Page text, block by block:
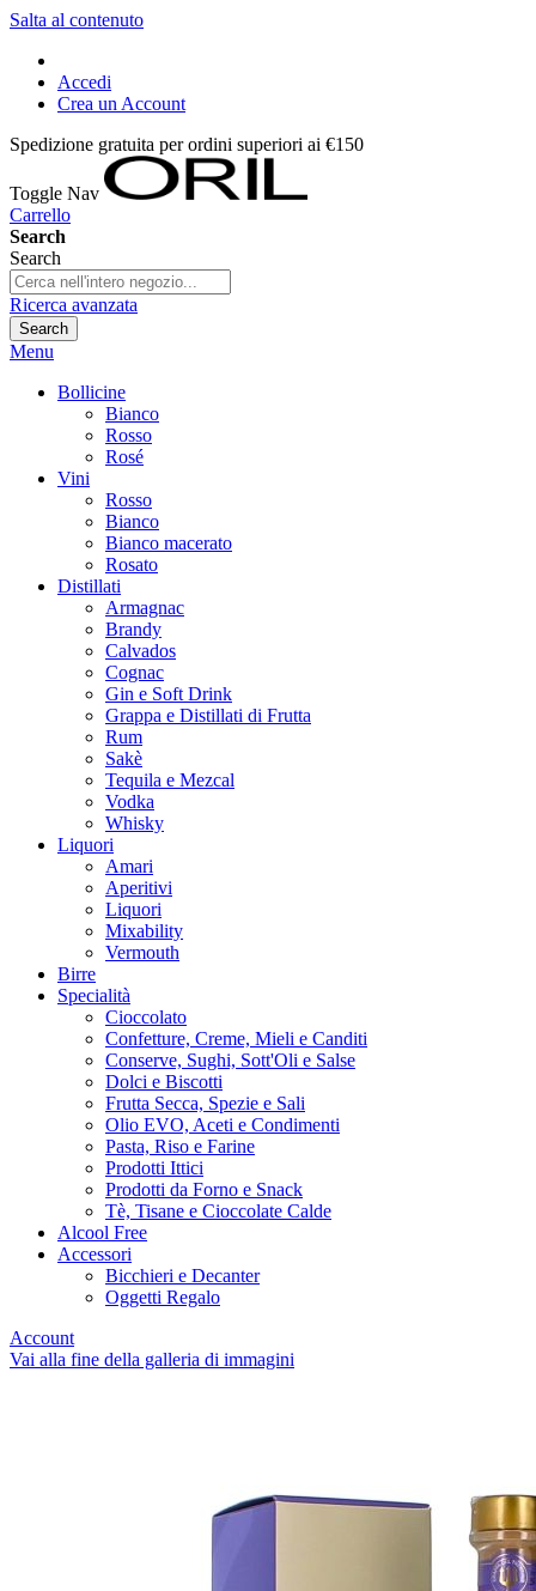
Salta al contenuto
Accedi
Crea un Account
Spedizione gratuita per ordini superiori ai €150
Toggle Nav
Carrello
Search
Search
Ricerca avanzata
Search
Menu
Bollicine
Bianco
Rosso
Rosé
Vini
Rosso
Bianco
Bianco macerato
Rosato
Distillati
Armagnac
Brandy
Calvados
Cognac
Gin e Soft Drink
Grappa e Distillati di Frutta
Rum
Sakè
Tequila e Mezcal
Vodka
Whisky
Liquori
Amari
Aperitivi
Liquori
Mixability
Vermouth
Birre
Specialità
Cioccolato
Confetture, Creme, Mieli e Canditi
Conserve, Sughi, Sott'Oli e Salse
Dolci e Biscotti
Frutta Secca, Spezie e Sali
Olio EVO, Aceti e Condimenti
Pasta, Riso e Farine
Prodotti Ittici
Prodotti da Forno e Snack
Tè, Tisane e Cioccolate Calde
Alcool Free
Accessori
Bicchieri e Decanter
Oggetti Regalo
Account
Vai alla fine della galleria di immagini